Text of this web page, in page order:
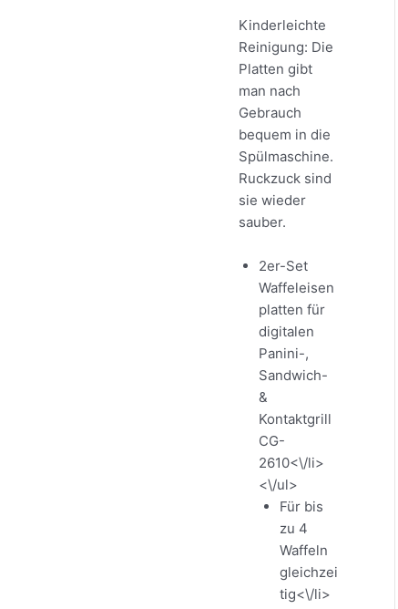
Kinderleichte
Reinigung: Die
Platten gibt
man nach
Gebrauch
bequem in die
Spülmaschine.
Ruckzuck sind
sie wieder
sauber.
2er-Set
Waffeleisen
platten für
digitalen
Panini-,
Sandwich-
&
Kontaktgrill
CG-
2610<\/li>
<\/ul>
Für bis
zu 4
Waffeln
gleichzei
tig<\/li>